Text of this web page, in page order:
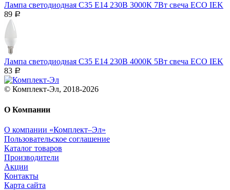
Лампа светодиодная C35 Е14 230В 3000К 7Вт свеча ECO IEK
89 Р
Лампа светодиодная C35 Е14 230В 4000К 5Вт свеча ECO IEK
83 Р
© Комплект-Эл, 2018-2026
О Компании
О компании «Комплект–Эл»
Пользовательское соглашение
Каталог товаров
Производители
Акции
Контакты
Карта сайта